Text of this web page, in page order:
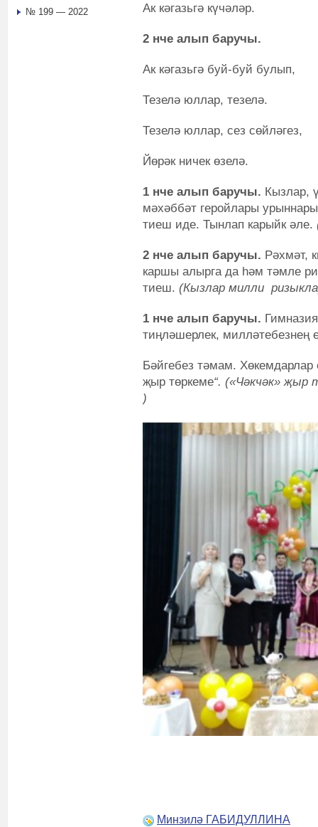
Ак кәгазьгә күчәләр.
2 нче алып баручы.
Ак кәгазьгә буй-буй булып,
Тезелә юллар, тезелә.
Тезелә юллар, сез сөйләгез,
Йөрәк ничек өзелә.
1 нче алып баручы. Кызлар,
мәхәббәт геройлары
тиеш иде. Тынлап карыйк әле.
2 нче алып баручы. Рәхмәт,
каршы алырга да һәм тәмле
тиеш. (Кызлар милли
1 нче алып баручы.
тиңләшерлек, милләтебезнең
Бәйгебез тәмам. Хөкемдарлар
җыр төркеме“. («Чәкчәк»
)
Минзилә ГАБИДУЛЛИНА
№ 199 — 2022